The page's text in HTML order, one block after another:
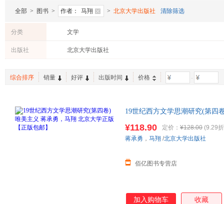
全部 > 图书 > 作者： 马翔 > 北京大学出版社 清除筛选
分类 文学
出版社 北京大学出版社
综合排序 销量 好评 出版时间 价格 -
19世纪西方文学思潮研究(第四
¥118.90 定价： ¥128.00 (9.29
佰亿图书专营店
蒋承勇 ， 马翔 /北京大学出版社
加入购物车 收藏